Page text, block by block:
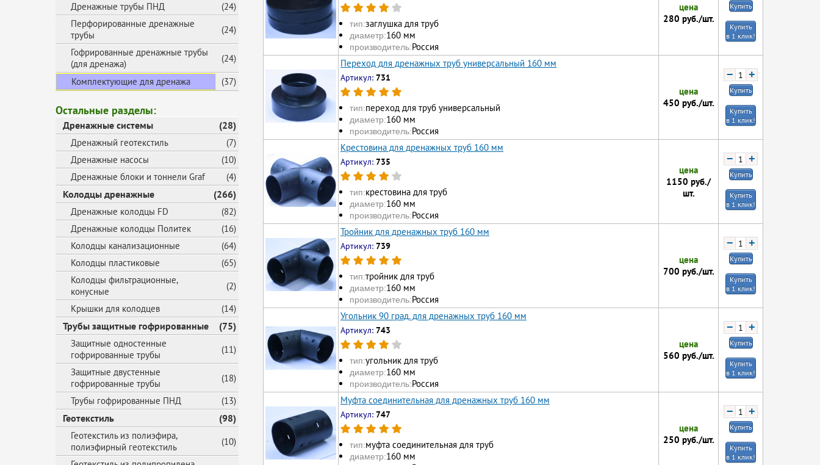
Дренажные трубы ПНД
(24)
Перфорированные дренажные
трубы
(24)
Гофрированные дренажные трубы
(для дренажа)
(24)
Комплектующие для дренажа
(37)
Остальные разделы:
Дренажные системы (28)
Дренажный геотекстиль
(7)
Дренажные насосы
(10)
Дренажные блоки и тоннели Graf
(4)
Колодцы дренажные (266)
Дренажные колодцы FD
(82)
Дренажные колодцы Политек
(16)
Колодцы канализационные
(64)
Колодцы пластиковые
(65)
Колодцы фильтрационные,
конусные
(2)
Крышки для колодцев
(14)
Трубы защитные гофрированные (75)
Защитные одностенные
гофрированные трубы
(11)
Защитные двустенные
гофрированные трубы
(18)
Трубы гофрированные ПНД
(13)
Геотекстиль (98)
Геотекстиль из полиэфира,
полиэфирный геотекстиль
(10)
тип:заглушка для труб
диаметр:160 мм
производитель:Россия
цена
280 руб./шт.
Купить
Купить
в 1 клик!
Переход для дренажных труб универсальный 160 мм
Артикул: 731
тип:переход для труб универсальный
диаметр:160 мм
производитель:Россия
цена
450 руб./шт.
− +
Купить
Купить
в 1 клик!
Крестовина для дренажных труб 160 мм
Артикул: 735
тип:крестовина для труб
диаметр:160 мм
производитель:Россия
цена
1150 руб./
шт.
− +
Купить
Купить
в 1 клик!
Тройник для дренажных труб 160 мм
Артикул: 739
тип:тройник для труб
диаметр:160 мм
производитель:Россия
цена
700 руб./шт.
− +
Купить
Купить
в 1 клик!
Угольник 90 град. для дренажных труб 160 мм
Артикул: 743
тип:угольник для труб
диаметр:160 мм
производитель:Россия
цена
560 руб./шт.
− +
Купить
Купить
в 1 клик!
Муфта соединительная для дренажных труб 160 мм
Артикул: 747
тип:муфта соединительная для труб
диаметр:160 мм
цена
250 руб./шт.
− +
Купить
Купить
в 1 клик!